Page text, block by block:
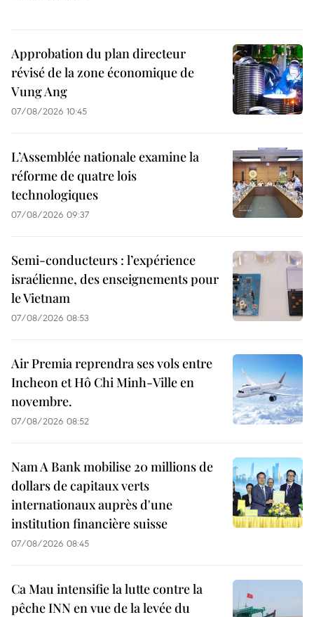
Approbation du plan directeur
révisé de la zone économique de
Vung Ang
07/08/2026 10:45
L’Assemblée nationale examine la
réforme de quatre lois
technologiques
07/08/2026 09:37
Semi-conducteurs : l’expérience
israélienne, des enseignements pour
le Vietnam
07/08/2026 08:53
Air Premia reprendra ses vols entre
Incheon et Hô Chi Minh-Ville en
novembre.
07/08/2026 08:52
Nam A Bank mobilise 20 millions de
dollars de capitaux verts
internationaux auprès d'une
institution financière suisse
07/08/2026 08:45
Ca Mau intensifie la lutte contre la
pêche INN en vue de la levée du